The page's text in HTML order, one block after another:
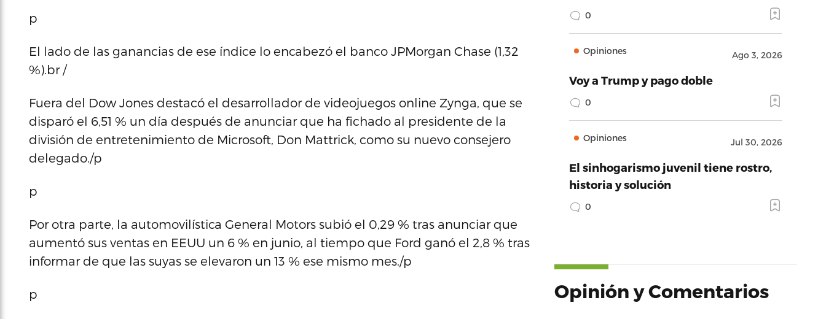
p
El lado de las ganancias de ese índice lo encabezó el banco JPMorgan Chase (1,32
%).br /
Fuera del Dow Jones destacó el desarrollador de videojuegos online Zynga, que se
disparó el 6,51 % un día después de anunciar que ha fichado al presidente de la
división de entretenimiento de Microsoft, Don Mattrick, como su nuevo consejero
delegado./p
p
Por otra parte, la automovilística General Motors subió el 0,29 % tras anunciar que
aumentó sus ventas en EEUU un 6 % en junio, al tiempo que Ford ganó el 2,8 % tras
informar de que las suyas se elevaron un 13 % ese mismo mes./p
p
0
Opiniones Ago 3, 2026
Voy a Trump y pago doble
0
Opiniones Jul 30, 2026
El sinhogarismo juvenil tiene rostro,
historia y solución
0
Opinión y Comentarios